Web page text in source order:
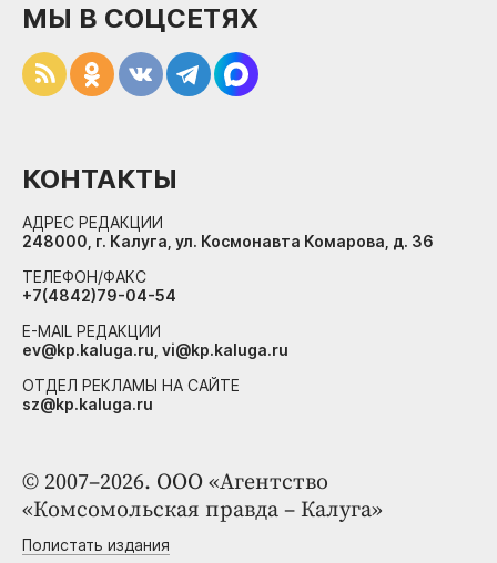
© 2007–2026. ООО «Агентство
«Комсомольская правда – Калуга»
Полистать издания
МЫ В СОЦСЕТЯХ
КОНТАКТЫ
АДРЕС РЕДАКЦИИ
248000, г. Калуга, ул. Космонавта Комарова, д. 36
ТЕЛЕФОН/ФАКС
+7(4842)79-04-54
E-MAIL РЕДАКЦИИ
ev@kp.kaluga.ru, vi@kp.kaluga.ru
ОТДЕЛ РЕКЛАМЫ НА САЙТЕ
sz@kp.kaluga.ru